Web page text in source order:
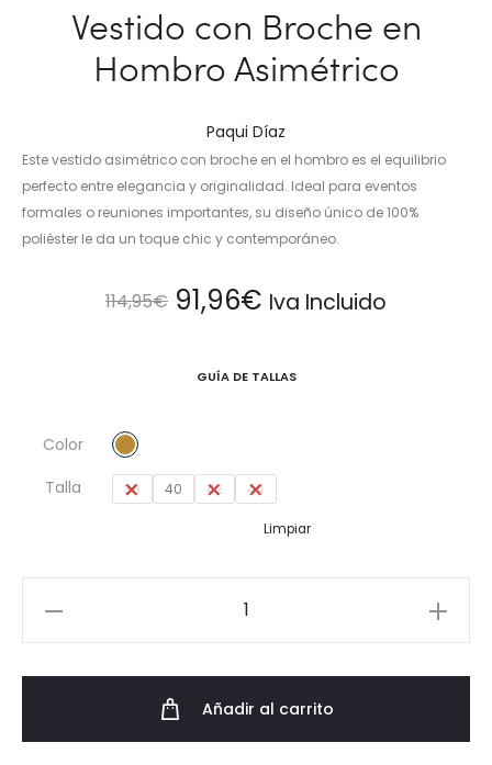
Vestido con Broche en
Hombro Asimétrico
Paqui Díaz
Este vestido asimétrico con broche en el hombro es el equilibrio
perfecto entre elegancia y originalidad. Ideal para eventos
formales o reuniones importantes, su diseño único de 100%
poliéster le da un toque chic y contemporáneo.
114,95€ El
114,95€.
91,96€ El
91,96€.
Iva Incluido
GUÍA DE TALLAS
Color
Talla
38 40 42 44
Limpiar
Añadir al carrito